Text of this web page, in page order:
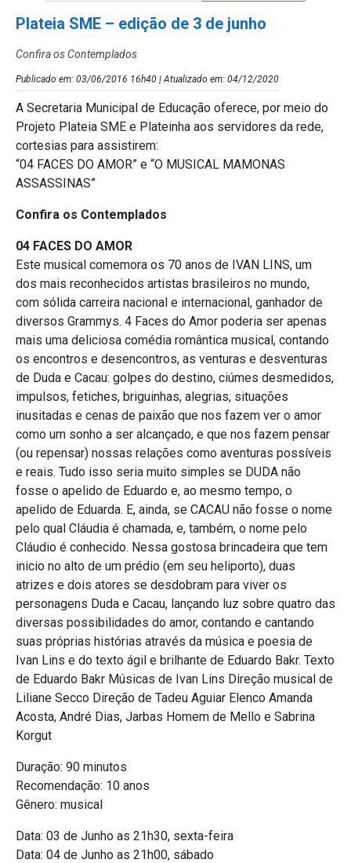
Plateia SME – edição de 3 de junho
Confira os Contemplados
Publicado em: 03/06/2016 16h40 | Atualizado em: 04/12/2020
A Secretaria Municipal de Educação oferece, por meio do
Projeto Plateia SME e Plateinha aos servidores da rede,
cortesias para assistirem:
“04 FACES DO AMOR” e “O MUSICAL MAMONAS
ASSASSINAS”
Confira os Contemplados
04 FACES DO AMOR
Este musical comemora os 70 anos de IVAN LINS, um
dos mais reconhecidos artistas brasileiros no mundo,
com sólida carreira nacional e internacional, ganhador de
diversos Grammys. 4 Faces do Amor poderia ser apenas
mais uma deliciosa comédia romântica musical, contando
os encontros e desencontros, as venturas e desventuras
de Duda e Cacau: golpes do destino, ciúmes desmedidos,
impulsos, fetiches, briguinhas, alegrias, situações
inusitadas e cenas de paixão que nos fazem ver o amor
como um sonho a ser alcançado, e que nos fazem pensar
(ou repensar) nossas relações como aventuras possíveis
e reais. Tudo isso seria muito simples se DUDA não
fosse o apelido de Eduardo e, ao mesmo tempo, o
apelido de Eduarda. E, ainda, se CACAU não fosse o nome
pelo qual Cláudia é chamada, e, também, o nome pelo
Cláudio é conhecido. Nessa gostosa brincadeira que tem
inicio no alto de um prédio (em seu heliporto), duas
atrizes e dois atores se desdobram para viver os
personagens Duda e Cacau, lançando luz sobre quatro das
diversas possibilidades do amor, contando e cantando
suas próprias histórias através da música e poesia de
Ivan Lins e do texto ágil e brilhante de Eduardo Bakr. Texto
de Eduardo Bakr Músicas de Ivan Lins Direção musical de
Liliane Secco Direção de Tadeu Aguiar Elenco Amanda
Acosta, André Dias, Jarbas Homem de Mello e Sabrina
Korgut
Duração: 90 minutos
Recomendação: 10 anos
Gênero: musical
Data: 03 de Junho as 21h30, sexta-feira
Data: 04 de Junho as 21h00, sábado